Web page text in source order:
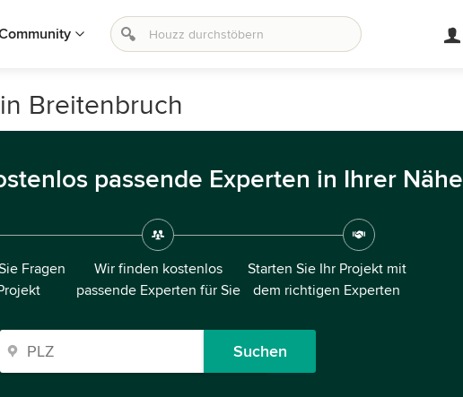
Breitenbruch
passende Experten in Ihrer Nähe
Fragen
Wir finden kostenlos
passende Experten für Sie
Starten Sie Ihr Projekt mit
dem richtigen Experten
Suchen